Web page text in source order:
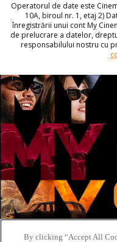
Operatorul de date este
10A, biroul nr. 1, etaj 2)
înregistrării unui cont My
de prelucrare a datelor,
responsabilului nostru cu
By clicking “Accept All